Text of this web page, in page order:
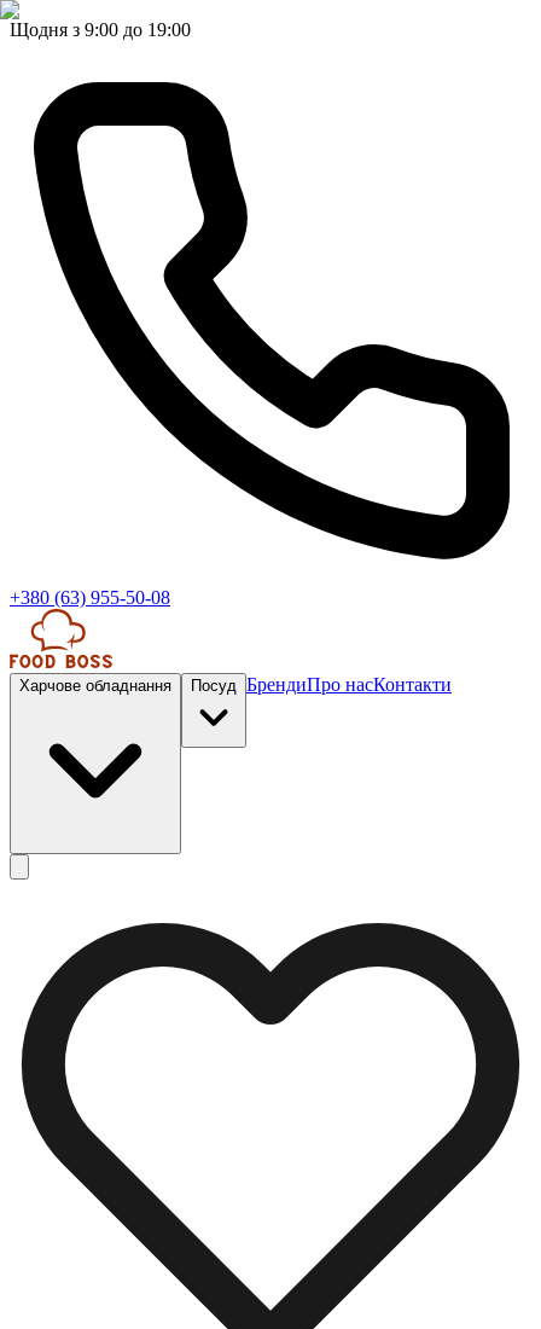
Щодня з 9:00 до 19:00
+380 (63) 955-50-08
Харчове обладнання Посуд БрендиПро насКонтакти